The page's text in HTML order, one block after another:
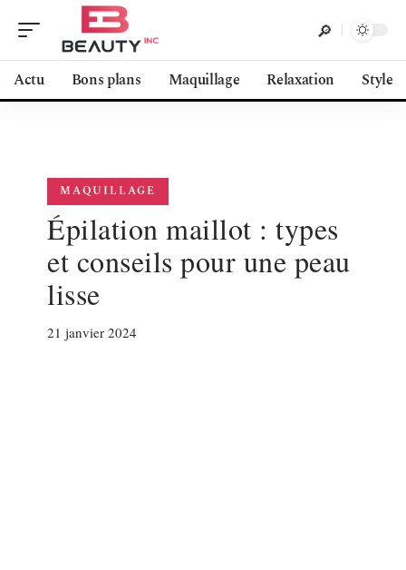
Actu Bons plans Maquillage Relaxation Style
MAQUILLAGE
Épilation maillot : types
et conseils pour une peau
lisse
21 janvier 2024